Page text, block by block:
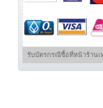
รับบัตรกรณีซื้อที่หน้าร้านเ